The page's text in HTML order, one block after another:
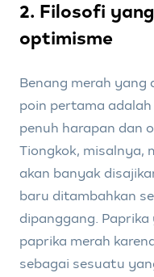
2. Filosofi
optimisme
Benang merah
poin pertama
penuh harapan dan
Tiongkok, misalnya,
akan banyak
baru ditambahkan
dipanggang.
paprika merah
sebagai sesuatu